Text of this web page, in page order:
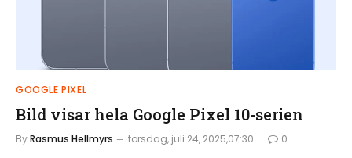
GOOGLE PIXEL
Bild visar hela Google Pixel 10-serien
ByRasmus Hellmyrs torsdag, juli 24, 2025,07:30 0